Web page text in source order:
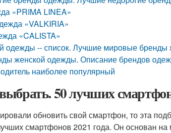
«PRIMA LINEA»
«VALKIRIA»
«CALISTA»
одежды -- список. Лучшие мировые бренды
женской одежды. Описание брендов
наиболее популярный
50 лучших
обновить свой смартфон, то эта
смартфонов 2021 года. Он основан на